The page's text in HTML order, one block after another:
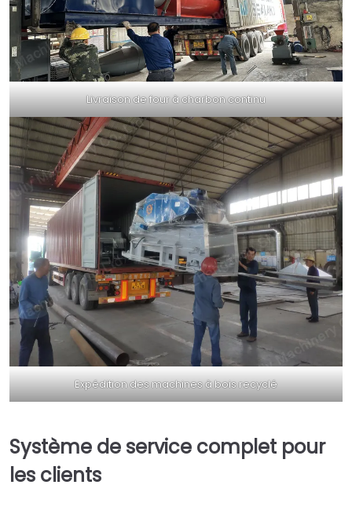
Livraison de four à charbon continu
Expédition des machines à bois recyclé
Système de service complet pour
les clients